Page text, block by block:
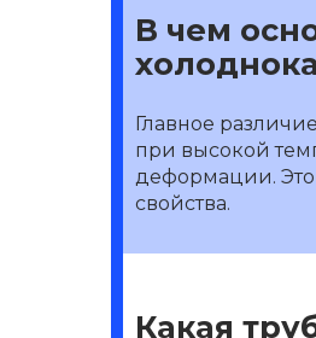
В чем
Главное
при высокой
деформации. Это
свойства.
Какая